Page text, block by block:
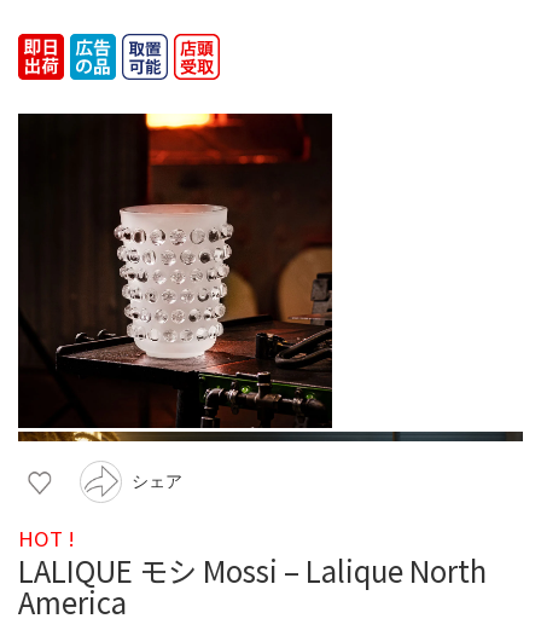
シェア
HOT !
LALIQUE モシ Mossi – Lalique North
America